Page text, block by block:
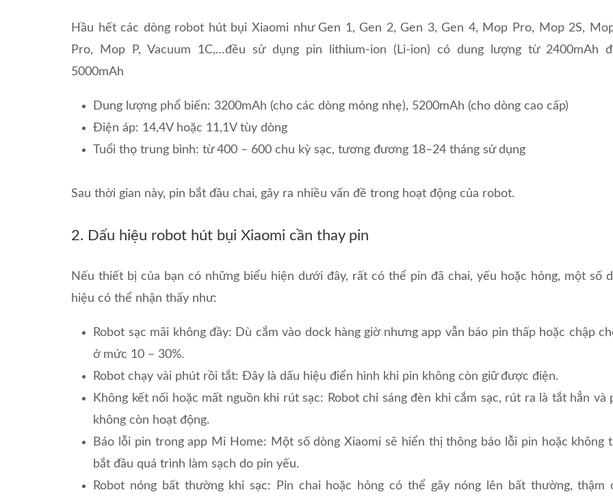
Hầu hết các dòng robot hút bụi Xiaomi như Gen 1, Gen 2, Gen 3, Gen 4, Mop Pro, Mop 2S,
Pro, Mop P, Vacuum 1C,…đều sử dụng pin lithium-ion (Li-ion) có dung lượng từ 2400mAh
5000mAh
Dung lượng phổ biến: 3200mAh (cho các dòng mỏng nhẹ), 5200mAh (cho dòng cao cấp)
Điện áp: 14,4V hoặc 11,1V tùy dòng
Tuổi thọ trung bình: từ 400 – 600 chu kỳ sạc, tương đương 18–24 tháng sử dụng
Sau thời gian này, pin bắt đầu chai, gây ra nhiều vấn đề trong hoạt động của robot.
2. Dấu hiệu robot hút bụi Xiaomi cần thay pin
Nếu thiết bị của bạn có những biểu hiện dưới đây, rất có thể pin đã chai, yếu hoặc hỏng, một số
hiệu có thể nhận thấy như:
Robot sạc mãi không đầy: Dù cắm vào dock hàng giờ nhưng app vẫn báo pin thấp hoặc chập
ở mức 10 – 30%.
Robot chạy vài phút rồi tắt: Đây là dấu hiệu điển hình khi pin không còn giữ được điện.
Không kết nối hoặc mất nguồn khi rút sạc: Robot chỉ sáng đèn khi cắm sạc, rút ra là tắt hẳn và
không còn hoạt động.
Báo lỗi pin trong app Mi Home: Một số dòng Xiaomi sẽ hiển thị thông báo lỗi pin hoặc không
bắt đầu quá trình làm sạch do pin yếu.
Robot nóng bất thường khi sạc: Pin chai hoặc hỏng có thể gây nóng lên bất thường, thậm